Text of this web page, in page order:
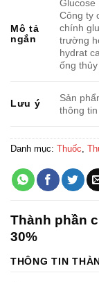
Mô tả
ngắn
Glucose
Công ty
chính
trường
hydrat
ống
Lưu ý
Sản
thông
Danh mục: Thuốc
Thành phần
30%
THÔNG TIN